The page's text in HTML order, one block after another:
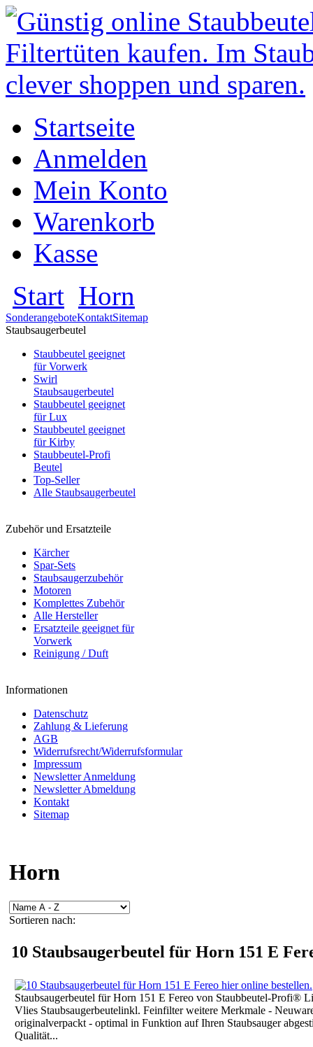
Startseite
Anmelden
Mein Konto
Warenkorb
Kasse
Start Horn
SonderangeboteKontaktSitemap
Staubsaugerbeutel
Staubbeutel geeignet
für Vorwerk
Swirl
Staubsaugerbeutel
Staubbeutel geeignet
für Lux
Staubbeutel geeignet
für Kirby
Staubbeutel-Profi
Beutel
Top-Seller
Alle Staubsaugerbeutel
Zubehör und Ersatzteile
Kärcher
Spar-Sets
Staubsaugerzubehör
Motoren
Komplettes Zubehör
Alle Hersteller
Ersatzteile geeignet für
Vorwerk
Reinigung / Duft
Informationen
Datenschutz
Zahlung & Lieferung
AGB
Widerrufsrecht/Widerrufsformular
Impressum
Newsletter Anmeldung
Newsletter Abmeldung
Kontakt
Sitemap
Horn
Sortieren nach:
10 Staubsaugerbeutel für Horn 151 E
Staubsaugerbeutel für Horn 151 E Fereo von Staubbeutel-Profi®
Vlies Staubsaugerbeutelinkl. Feinfilter weitere Merkmale -
originalverpackt - optimal in Funktion auf Ihren Staubsauger
Qualität...